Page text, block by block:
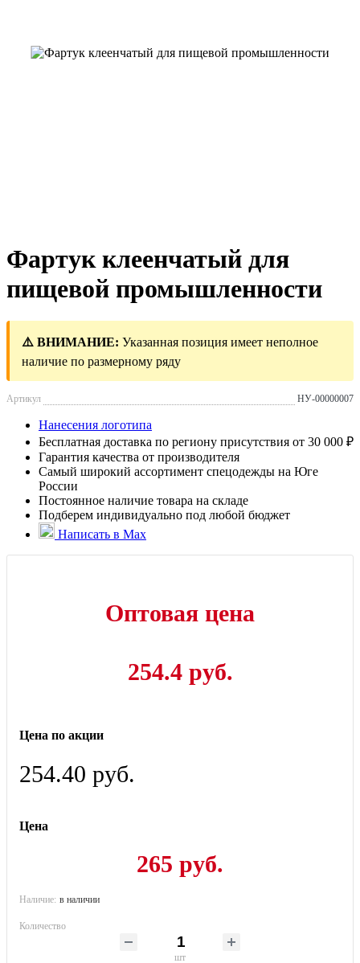
Фартук клеенчатый для
пищевой промышленности
⚠️ ВНИМАНИЕ: Указанная позиция имеет неполное
наличие по размерному ряду
Артикул НУ-00000007
Нанесения логотипа
Бесплатная доставка по региону присутствия от 30 000 ₽
Гарантия качества от производителя
Самый широкий ассортимент спецодежды на Юге
России
Постоянное наличие товара на складе
Подберем индивидуально под любой бюджет
Написать в Max
Оптовая цена
254.4 руб.
Цена по акции
254.40 руб.
Цена
265 руб.
Наличие: в наличии
Количество
шт